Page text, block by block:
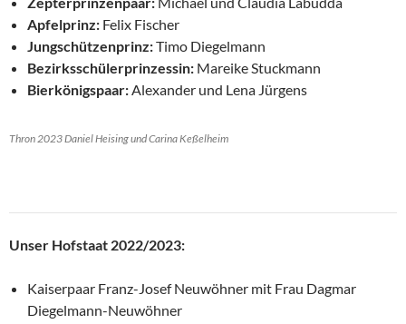
Apfelprinz: Felix Fischer
Jungschützenprinz:Timo Diegelmann
Bezirksschülerprinzessin: Mareike Stuckmann
Bierkönigspaar:Alexander und Lena Jürgens
Thron 2023 Daniel Heising und Carina Keßelheim
Unser Hofstaat 2022/2023:
Kaiserpaar Franz-Josef Neuwöhner mit Frau Dagmar
Diegelmann-Neuwöhner